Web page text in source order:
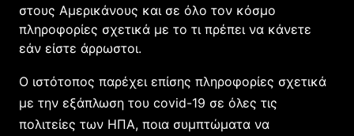
στους Αμερικάνους και σε όλο τον κόσμο
πληροφορίες σχετικά με το τι πρέπει να κάνετε
εάν είστε άρρωστοι.
Ο ιστότοπος παρέχει επίσης πληροφορίες σχετικά
με την εξάπλωση του covid-19 σε όλες τις
πολιτείες των ΗΠΑ, ποια συμπτώματα να